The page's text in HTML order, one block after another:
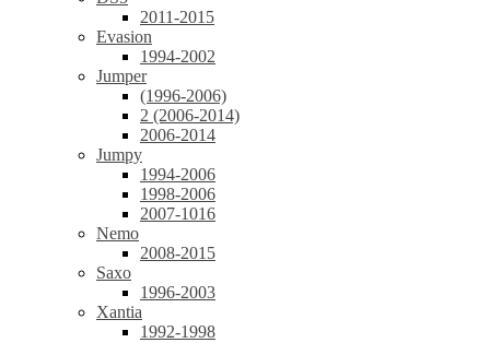
2011-2015
Evasion
1994-2002
Jumper
(1996-2006)
2 (2006-2014)
2006-2014
Jumpy
1994-2006
1998-2006
2007-1016
Nemo
2008-2015
Saxo
1996-2003
Xantia
1992-1998